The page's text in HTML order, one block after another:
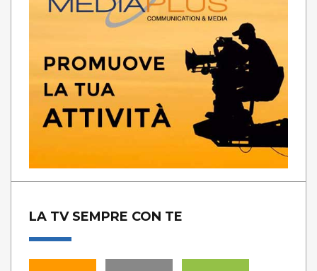
LA TV SEMPRE CON TE